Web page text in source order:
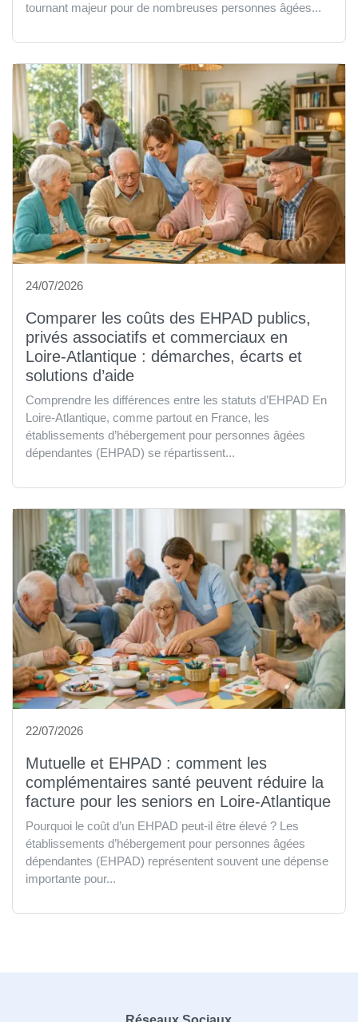
tournant majeur pour de nombreuses personnes âgées...
24/07/2026
Comparer les coûts des EHPAD publics,
privés associatifs et commerciaux en
Loire-Atlantique : démarches, écarts et
solutions d’aide
Comprendre les différences entre les statuts d’EHPAD En
Loire-Atlantique, comme partout en France, les
établissements d’hébergement pour personnes âgées
dépendantes (EHPAD) se répartissent...
22/07/2026
Mutuelle et EHPAD : comment les
complémentaires santé peuvent réduire la
facture pour les seniors en Loire-Atlantique
Pourquoi le coût d’un EHPAD peut-il être élevé ? Les
établissements d’hébergement pour personnes âgées
dépendantes (EHPAD) représentent souvent une dépense
importante pour...